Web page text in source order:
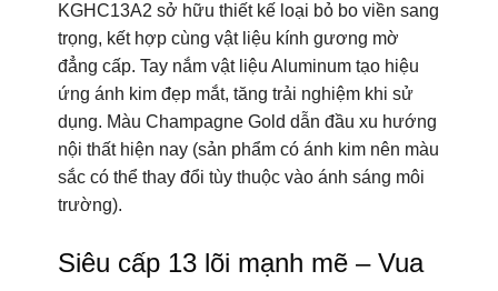
KGHC13A2 sở hữu thiết kế loại bỏ bo viền sang
trọng, kết hợp cùng vật liệu kính gương mờ
đẳng cấp. Tay nắm vật liệu Aluminum tạo hiệu
ứng ánh kim đẹp mắt, tăng trải nghiệm khi sử
dụng. Màu Champagne Gold dẫn đầu xu hướng
nội thất hiện nay (sản phẩm có ánh kim nên màu
sắc có thể thay đổi tùy thuộc vào ánh sáng môi
trường).
Siêu cấp 13 lõi mạnh mẽ – Vua